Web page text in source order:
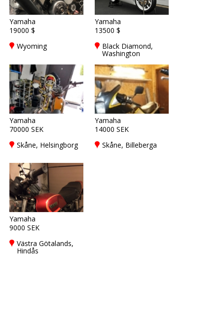
Yamaha
19000 $
Wyoming
Yamaha
13500 $
Black Diamond,
Washington
Yamaha
70000 SEK
Skåne, Helsingborg
Yamaha
14000 SEK
Skåne, Billeberga
Yamaha
9000 SEK
Västra Götalands,
Hindås